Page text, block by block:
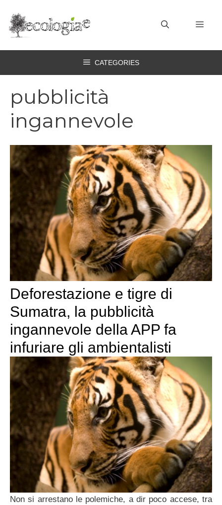
contenuto
CATEGORIES
pubblicità
ingannevole
Deforestazione e tigre di
Sumatra, la pubblicità
ingannevole della APP fa
infuriare gli ambientalisti
Non si arrestano le polemiche, a dir poco accese, tra